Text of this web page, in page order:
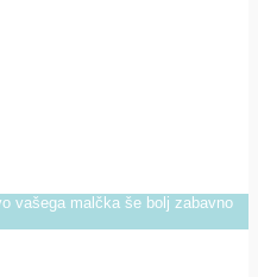
vašega malčka še bolj zabavno